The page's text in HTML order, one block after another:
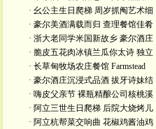
· 幺公主生日爬梯 周岁抓阄艺术细
· 豪尔美酒满载而归 查理餐馆佳肴
· 浙大老同学米国新故乡 豪尔酒庄
· 脆皮五花肉冰镇兰瓜你太诗 独立
· 长草甸牧场农庄餐馆 Farmstead
· 豪尔酒庄沉浸式品酒 拔牙诗妹结
· 嗨皮父亲节 裸瓶精酿公司核桃溪
· 阿立三世生日爬梯 后院大烧烤儿
· 阿立杭帮菜交响曲 花椒鸡酱油鸡